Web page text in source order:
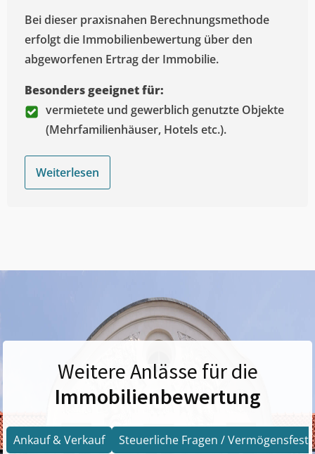
Bei dieser praxisnahen Berechnungsmethode
erfolgt die Immobilienbewertung über den
abgeworfenen Ertrag der Immobilie.
Besonders geeignet für:
vermietete und gewerblich genutzte Objekte
(Mehrfamilienhäuser, Hotels etc.).
Weiterlesen
Weitere Anlässe für die
Immobilienbewertung
Ankauf & Verkauf Steuerliche Fragen /